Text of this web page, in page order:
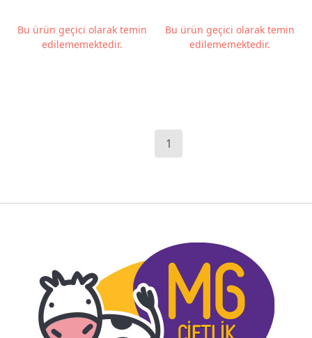
Bu ürün geçici olarak temin
edilememektedir.
Bu ürün geçici olarak temin
edilememektedir.
1